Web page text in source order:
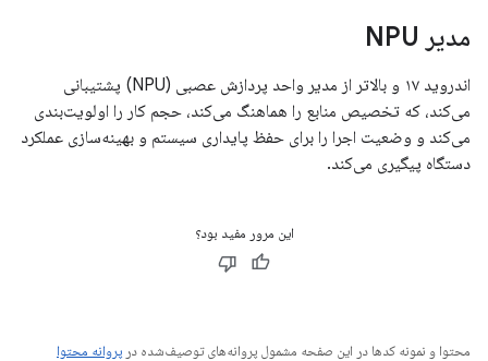
مدیر NPU
اندروید ۱۷ و بالاتر از مدیر واحد پردازش عصبی (NPU) پشتیبانی
می‌کند، که تخصیص منابع را هماهنگ می‌کند، حجم کار را اولویت‌بندی
می‌کند و وضعیت اجرا را برای حفظ پایداری سیستم و بهینه‌سازی عملکرد
دستگاه پیگیری می‌کند.
این مرور مفید بود؟
محتوا و نمونه کدها در این صفحه مشمول پروانه‌های توصیف‌شده در پروانه محتوا